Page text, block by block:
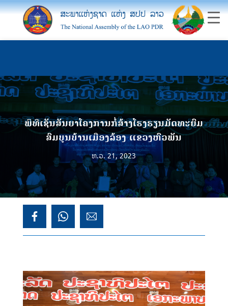
ພິທີເຊັນສັນຍາໂຄງການກໍ່ສ້າງໂຮງຮຽນມັດທະຍົມ
ສົມບູນບ້ານເມືອງລ້ອງ ແຂວງຫົວພັນ
ທ.ວ. 21, 2023